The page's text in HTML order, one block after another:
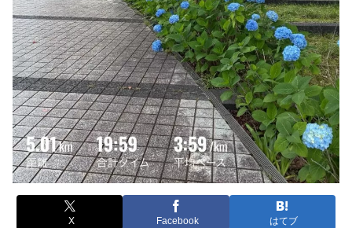
X Facebook はてブ